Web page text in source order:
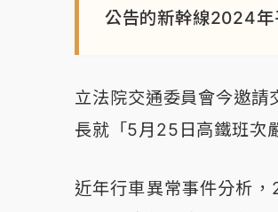
公告的新幹線2024年
立法院交通委員會今邀請
長就「5月25日高鐵班次
近年行車異常事件分析